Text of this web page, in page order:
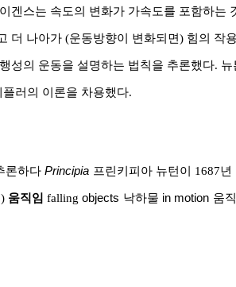
겐스는 속도의 변화가 가속도를 포함하는
더 나아가 (운동방향이 변화되면) 힘의 작
성의 운동을 설명하는 법칙을 추론했다. 뉴
러의 이론을 차용했다.
론하다 Principia 프린키피아 뉴턴이 1687년
) 움직임 falling objects 낙하물 in motion 움